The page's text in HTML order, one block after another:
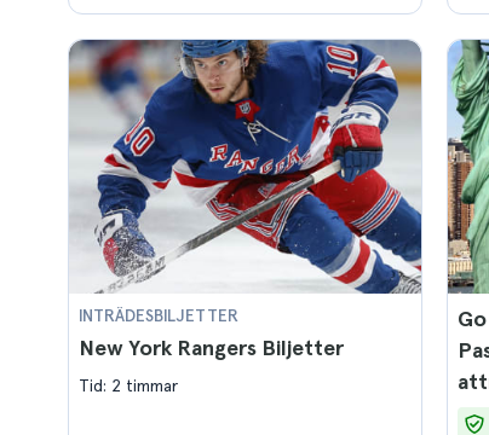
INTRÄDESBILJETTER
New York Rangers Biljetter
Tid: 2 timmar